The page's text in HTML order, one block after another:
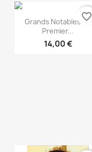
Snabbvy
Grands Notables Du
Premier...
14,00 €
favorite_border